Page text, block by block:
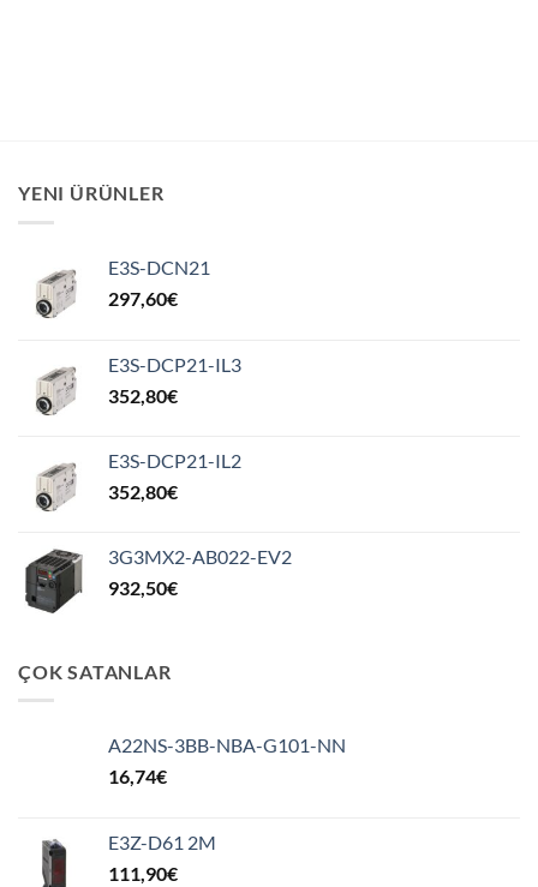
YENI ÜRÜNLER
E3S-DCN21
297,60€
E3S-DCP21-IL3
352,80€
E3S-DCP21-IL2
352,80€
3G3MX2-AB022-EV2
932,50€
ÇOK SATANLAR
A22NS-3BB-NBA-G101-NN
16,74€
E3Z-D61 2M
111,90€